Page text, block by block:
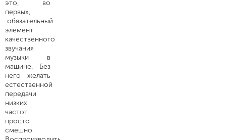
это, во
первых,
обязательный
элемент
качественного
звучания
музыки в
машине. Без
него желать
естественной
передачи
низких
частот
просто
смешно.